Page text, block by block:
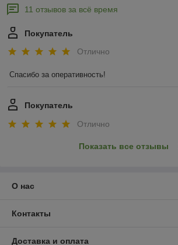
11 отзывов за всё время
Покупатель
Отлично
Спасибо за оперативность!
Покупатель
Отлично
Показать все отзывы
О нас
Контакты
Доставка и оплата